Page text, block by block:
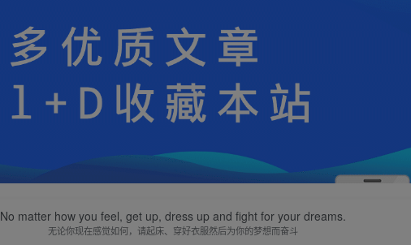
No matter how you feel, get up, dress up and fight for your dreams.
无论你现在感觉如何，请起床、穿好衣服然后为你的梦想而奋斗